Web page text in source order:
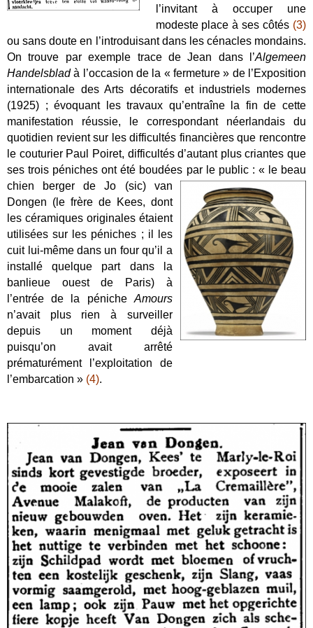
l’invitant à occuper une
modeste place à ses côtés (3)
ou sans doute en l’introduisant dans les cénacles mondains.
On trouve par exemple trace de Jean dans l’Algemeen
Handelsblad à l’occasion de la « fermeture » de l’Exposition
internationale des Arts décoratifs et industriels modernes
(1925) ; évoquant les travaux qu’entraîne la fin de cette
manifestation réussie, le correspondant néerlandais du
quotidien revient sur les difficultés financières que rencontre
le couturier Paul Poiret, difficultés d’autant plus criantes que
ses trois péniches ont été boudées par le public : « le beau
chien berger de Jo (sic) van
Dongen (le frère de Kees, dont
les céramiques originales étaient
utilisées sur les péniches ; il les
cuit lui-même dans un four qu’il a
installé quelque part dans la
banlieue ouest de Paris) à
l’entrée de la pénicheAmours
n’avait plus rien à surveiller
depuis un moment déjà
puisqu’on avait arrêté
prématurément l’exploitation de
l’embarcation » (4).